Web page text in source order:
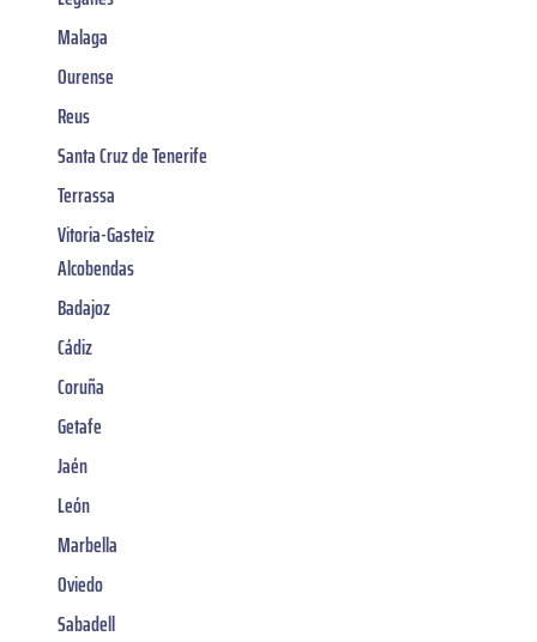
Malaga
Ourense
Reus
Santa Cruz de Tenerife
Terrassa
Vitoria-Gasteiz
Alcobendas
Badajoz
Cádiz
Coruña
Getafe
Jaén
León
Marbella
Oviedo
Sabadell